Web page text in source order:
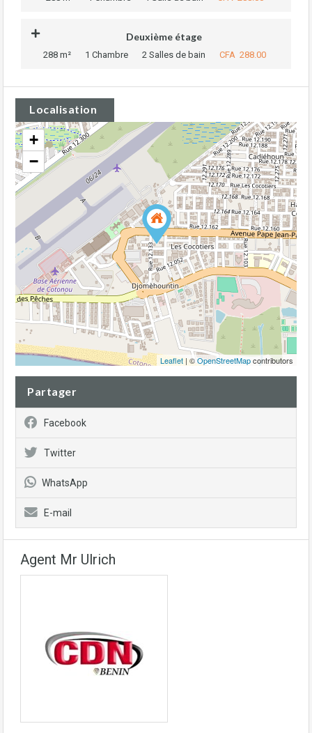
Deuxième étage
288 m² 1 Chambre 2 Salles de bain CFA 288.00
Localisation
+
−
Leaflet| ©OpenStreetMapcontributors
Partager
Facebook
Twitter
WhatsApp
E-mail
Agent Mr Ulrich